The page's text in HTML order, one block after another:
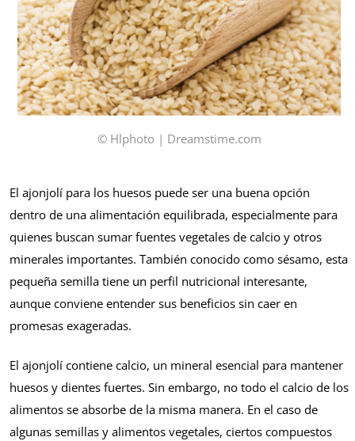
© Hlphoto | Dreamstime.com
El ajonjolí para los huesos puede ser una buena opción
dentro de una alimentación equilibrada, especialmente para
quienes buscan sumar fuentes vegetales de calcio y otros
minerales importantes. También conocido como sésamo, esta
pequeña semilla tiene un perfil nutricional interesante,
aunque conviene entender sus beneficios sin caer en
promesas exageradas.
El ajonjolí contiene calcio, un mineral esencial para mantener
huesos y dientes fuertes. Sin embargo, no todo el calcio de los
alimentos se absorbe de la misma manera. En el caso de
algunas semillas y alimentos vegetales, ciertos compuestos